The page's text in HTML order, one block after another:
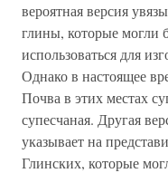
вероятная версия
глины, которые могли
использоваться для
Однако в настоящее
Почва в этих местах
супесчаная. Другая
указывает на
Глинских, которые